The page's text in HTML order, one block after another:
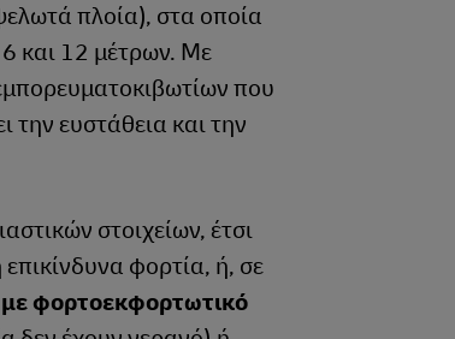
πλοία), στα οποία
και 12 μέτρων. Με
που
την ευστάθεια και την
στοιχείων, έτσι
φορτία, ή, σε
φορτοεκφορτωτικό